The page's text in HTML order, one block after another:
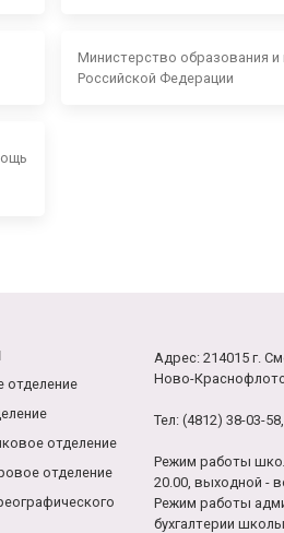
Министерство образования и
Российской Федерации
отделение
отделение
отделение
Адрес: 214015 г.
Ново-
Тел: (4812) 38-03-
Режим работы
20.00, выходной -
Режим работы
бухгалтерии